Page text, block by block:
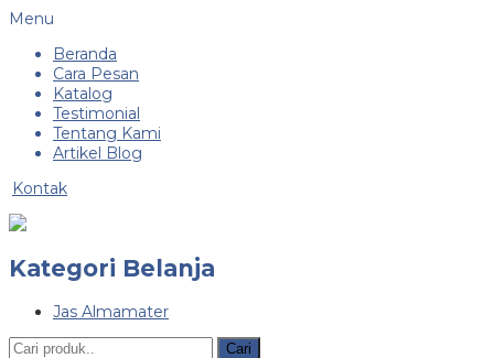
Menu
Beranda
Cara Pesan
Katalog
Testimonial
Tentang Kami
Artikel Blog
Kontak
Kategori Belanja
Jas Almamater
Cari